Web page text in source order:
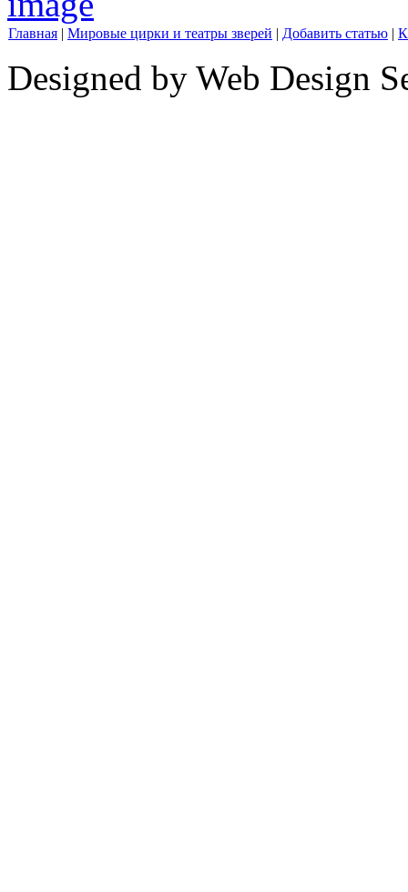
Главная | Мировые цирки и театры зверей | Добавить статью |
Designed by Web Design